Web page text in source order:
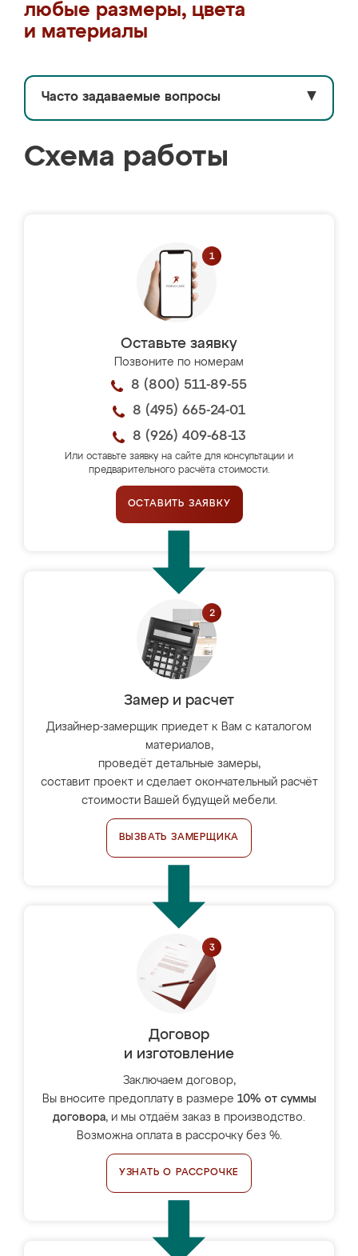
любые размеры, цвета
и материалы
Часто задаваемые вопросы ▼
Схема работы
Оставьте заявку
Позвоните по номерам
8 (800) 511-89-55
8 (495) 665-24-01
8 (926) 409-68-13
Или оставьте заявку на сайте для консультации и
предварительного расчёта стоимости.
ОСТАВИТЬ ЗАЯВКУ
Замер и расчет
Дизайнер-замерщик приедет к Вам с каталогом
материалов,
проведёт детальные замеры,
составит проект и сделает окончательный расчёт
стоимости Вашей будущей мебели.
ВЫЗВАТЬ ЗАМЕРЩИКА
Договор
и изготовление
Заключаем договор,
Вы вносите предоплату в размере 10% от суммы
договора, и мы отдаём заказ в производство.
Возможна оплата в рассрочку без %.
УЗНАТЬ О РАССРОЧКЕ